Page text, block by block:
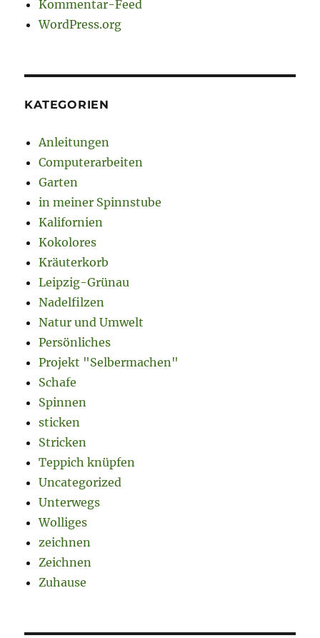
Kommentar-Feed
WordPress.org
KATEGORIEN
Anleitungen
Computerarbeiten
Garten
in meiner Spinnstube
Kalifornien
Kokolores
Kräuterkorb
Leipzig-Grünau
Nadelfilzen
Natur und Umwelt
Persönliches
Projekt "Selbermachen"
Schafe
Spinnen
sticken
Stricken
Teppich knüpfen
Uncategorized
Unterwegs
Wolliges
zeichnen
Zeichnen
Zuhause